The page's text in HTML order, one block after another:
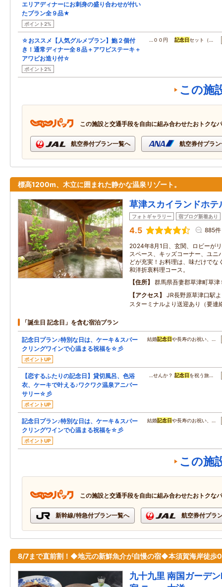
エリアディナーにお刺身の盛り合わせが付い
たプラン全９品★
ポイント2%
☆おススメ【人気グルメプラン】鮑２個付
き！通常ディナー全８品＋アワビステーキ＋
アワビお造り付☆
ポイント2%
…００円記念日セット（…
この施
この施設と交通手段を自由に組み合わせたおトクな
航空券付プラン一覧へ 航空券付プラ
標高1200m、木立に囲まれた静かな温泉リゾート。
草津スカイランドホテ
フォトギャラリー 宿ブログ新着あり
4.5 885件
2024年8月1日、玄関、ロビーが
スペース、キッズコーナー、ユニ
どが充実！お料理は、味だけでな
和洋折衷料理コース。
住所
群馬県吾妻郡草津町草
アクセス
JR長野原草津口駅
スターミナルより送迎あり（要連
「誕生日 記念日」を含む宿泊プラン
記念日プラン♪特別な日は、ケーキ＆スパー
クリングワインで心温まる祝福を☆彡
ポイントUP
結婚記念日や長寿のお祝い、…
【恋するふたりの記念日】貸切風呂、色浴
衣、ケーキで叶える♪ワクワク温泉アニバー
サリー☆彡
ポイントUP
…せんか？記念日 を祝う旅…
記念日プラン♪特別な日は、ケーキ＆スパー
クリングワインで心温まる祝福を☆彡
ポイントUP
結婚記念日や長寿のお祝い、…
この施
この施設と交通手段を自由に組み合わせたおトクな
新幹線/特急付プラン一覧へ 航空券付プラ
8/7まで直前割！◆地元の新鮮魚介が自慢の宿◆本須賀海岸徒歩
九十九里 南国ガーデ